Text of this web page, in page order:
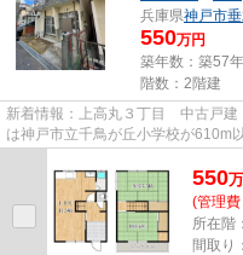
兵庫県神戸市
550万円
築年数：築57
階数：2階建
新着情報：上高丸３丁目 中古戸
は神戸市立千鳥が丘小学校が610m
550万
(管理
所在階
間取り